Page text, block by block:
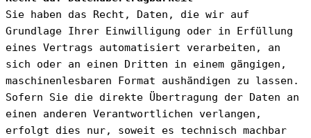
Sie haben das Recht, Daten, die wir auf
Grundlage Ihrer Einwilligung oder in Erfüllung
eines Vertrags automatisiert verarbeiten, an
sich oder an einen Dritten in einem gängigen,
maschinenlesbaren Format aushändigen zu lassen.
Sofern Sie die direkte Übertragung der Daten an
einen anderen Verantwortlichen verlangen,
erfolgt dies nur, soweit es technisch machbar